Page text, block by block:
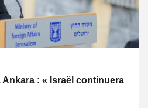
: « Israël continuera